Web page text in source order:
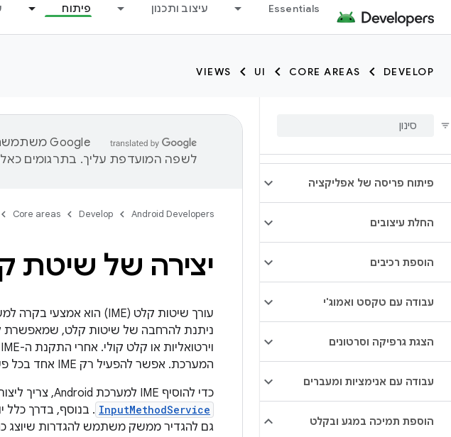
Essentials עיצוב ותכנון פיתוח
DEVELOP
CORE AREAS
UI
VIEWS
פיתוח פריסה של אפליקציה
החלת עיצובים
הוספת רכיבים
עבודה עם טקסט ואמוג'י
הצגת גרפיקה וסרטונים
עבודה עם אנימציות ומעברים
הוספת תמיכה במגע ובקלט
לשפה המועדפת עליך. בתרגומים כאלו
Android Developers
Develop
Core areas
יצירה של שיטת
ניתנת להרחבה של שיטות קלט, שמאפשרת
המערכת. אפשר להפעיל רק IME אחד בכל פעם.
כדי להוסיף IME למערכת Android, צריך ליצור אפליקציה ל-Android שמכילה מחלקה שמרחיבה את
InputMethodService
גם להגדיר ממשק משתמש להגדרות שיוצג